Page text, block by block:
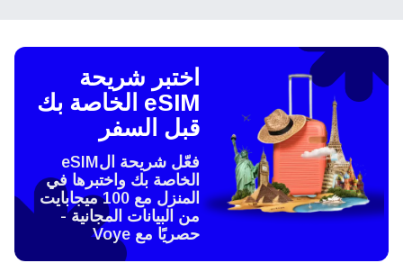
اختبر شريحة
eSIM الخاصة بك
قبل السفر
فعّل شريحة الeSIM
الخاصة بك واختبرها في
المنزل مع 100 ميجابايت
من البيانات المجانية -
حصريًا مع Voye